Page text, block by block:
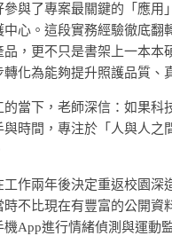
與了專案最關鍵的「應用
心。這段實務經驗徹底翻
，更不只是書架上一本本
化為能夠提升照護品質、
當下，老師深信：如果科
時間，專注於「人與人之
作兩年後決定重返校園
不比現在有豐富的公開
App進行情緒偵測與運動